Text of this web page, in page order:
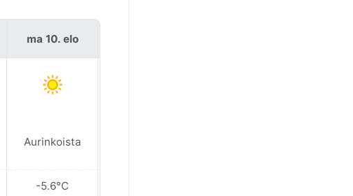
ma 10. elo
Aurinkoista
-5.6°C